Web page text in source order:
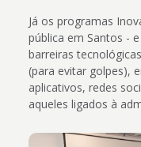
Já os programas
pública em Santos -
barreiras
(para evitar golpes),
aplicativos, redes
aqueles ligados à